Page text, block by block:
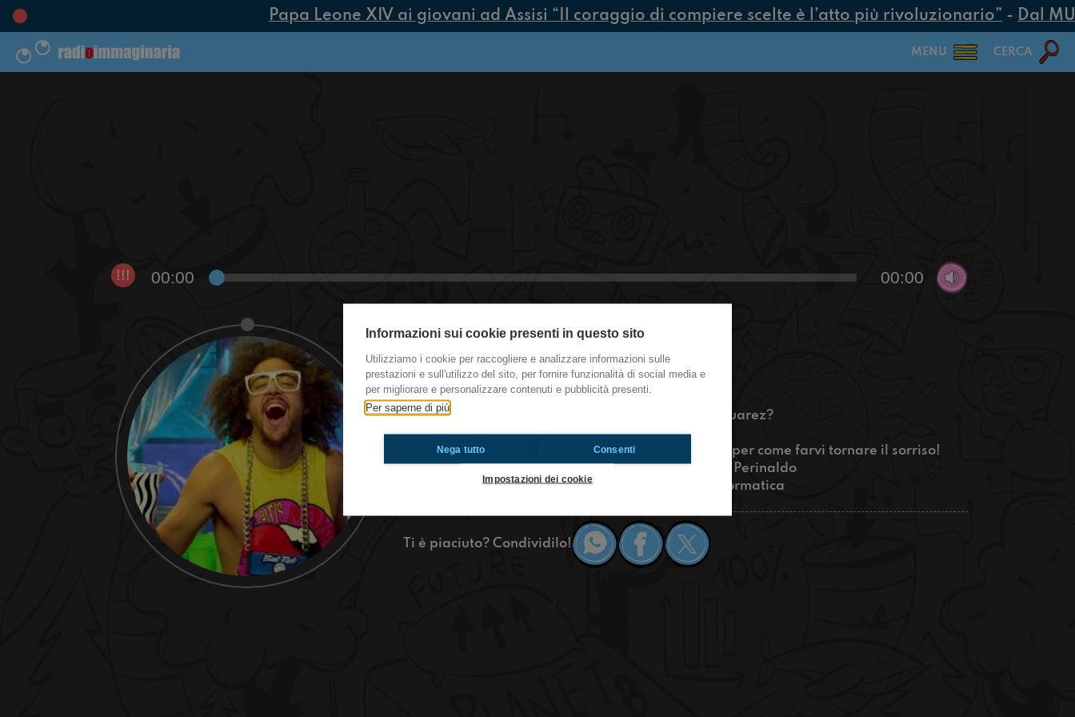
Papa Leone XIV ai giovani ad Assisi “Il coraggio di compiere scelte è l’atto più rivoluzionario”- Dal
MENU CERCA
!!! 00:00 00:00
#med Party, perché no?
Ehi amici!
Siete delusi dal mondiale e cercate conforto?
Siete affamati ma Chiellini lo sta già mangiando Suarez?
Perché non dimenticarsi tutto con un party?
Ascoltate questa puntata ed avrete molte più idee per come farvi tornare il sorriso!
-Tommi e Corra di Riva Ligure, dall'osservatorio di Perinaldo
-Andrea da Terni ci parla della sua esperienza informatica
Ti è piaciuto? Condividilo!
Informazioni sui cookie presenti in questo sito
Utilizziamo i cookie per raccogliere e analizzare informazioni sulle
prestazioni e sull'utilizzo del sito, per fornire funzionalità di social media e
per migliorare e personalizzare contenuti e pubblicità presenti.
Per saperne di più
Nega tutto Consenti
Impostazioni dei cookie